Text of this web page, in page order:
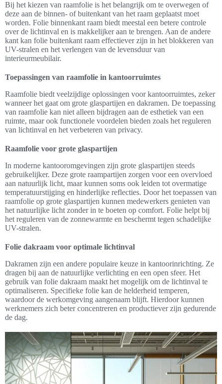
Bij het kiezen van raamfolie is het belangrijk om te overwegen of
deze aan de binnen- of buitenkant van het raam geplaatst moet
worden. Folie binnenkant raam biedt meestal een betere controle
over de lichtinval en is makkelijker aan te brengen. Aan de andere
kant kan folie buitenkant raam effectiever zijn in het blokkeren van
UV-stralen en het verlengen van de levensduur van
interieurmeubilair.
Toepassingen van raamfolie in kantoorruimtes
Raamfolie biedt veelzijdige oplossingen voor kantoorruimtes, zeker
wanneer het gaat om grote glaspartijen en dakramen. De toepassing
van raamfolie kan niet alleen bijdragen aan de esthetiek van een
ruimte, maar ook functionele voordelen bieden zoals het reguleren
van lichtinval en het verbeteren van privacy.
Raamfolie voor grote glaspartijen
In moderne kantooromgevingen zijn grote glaspartijen steeds
gebruikelijker. Deze grote raampartijen zorgen voor een overvloed
aan natuurlijk licht, maar kunnen soms ook leiden tot overmatige
temperatuurstijging en hinderlijke reflecties. Door het toepassen van
raamfolie op grote glaspartijen kunnen medewerkers genieten van
het natuurlijke licht zonder in te boeten op comfort. Folie helpt bij
het reguleren van de zonnewarmte en beschermt tegen schadelijke
UV-stralen.
Folie dakraam voor optimale lichtinval
Dakramen zijn een andere populaire keuze in kantoorinrichting. Ze
dragen bij aan de natuurlijke verlichting en een open sfeer. Het
gebruik van folie dakraam maakt het mogelijk om de lichtinval te
optimaliseren. Specifieke folie kan de helderheid temperen,
waardoor de werkomgeving aangenaam blijft. Hierdoor kunnen
werknemers zich beter concentreren en productiever zijn gedurende
de dag.